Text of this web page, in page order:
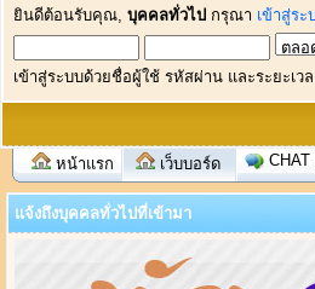
ยินดีต้อนรับคุณ, บุคคลทั่วไป กรุณา เข้าสู่ระ
เข้าสู่ระบบด้วยชื่อผู้ใช้ รหัสผ่าน และระยะเว
หน้าแรก เว็บบอร์ด CHAT
แจ้งถึงบุคคลทั่วไปที่เข้ามา